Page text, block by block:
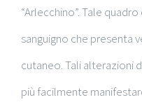
“Arlecchino”. Tale
sanguigno che presenta
cutaneo. Tali alterazioni
più facilmente